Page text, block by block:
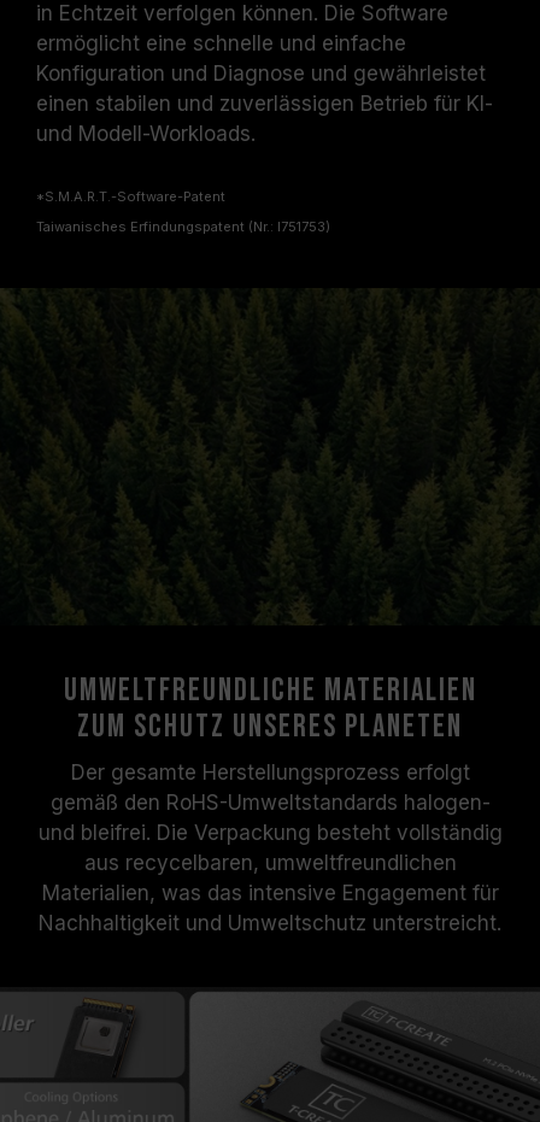
in Echtzeit verfolgen können. Die Software
ermöglicht eine schnelle und einfache
Konfiguration und Diagnose und gewährleistet
einen stabilen und zuverlässigen Betrieb für KI-
und Modell-Workloads.
*S.M.A.R.T.-Software-Patent
Taiwanisches Erfindungspatent (Nr.: I751753)
Umweltfreundliche Materialien
zum Schutz unseres Planeten
Der gesamte Herstellungsprozess erfolgt
gemäß den RoHS-Umweltstandards halogen-
und bleifrei. Die Verpackung besteht vollständig
aus recycelbaren, umweltfreundlichen
Materialien, was das intensive Engagement für
Nachhaltigkeit und Umweltschutz unterstreicht.